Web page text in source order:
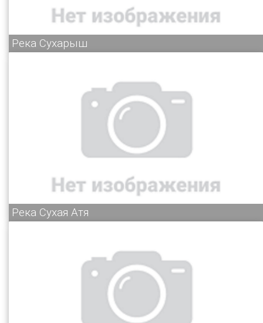
Река Сухарыш
Река Сухая Атя